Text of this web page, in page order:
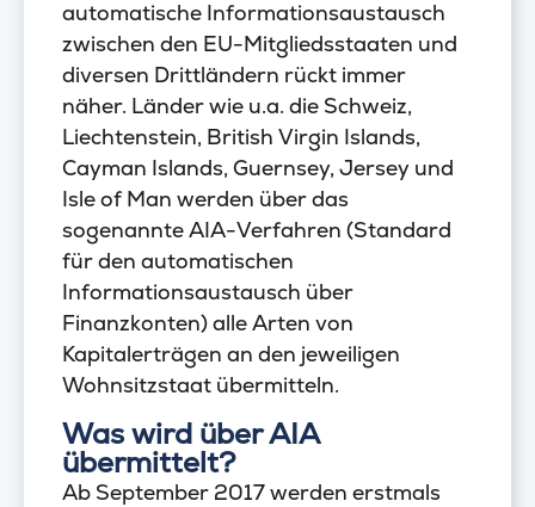
automatische Informationsaustausch
zwischen den EU-Mitgliedsstaaten und
diversen Drittländern rückt immer
näher. Länder wie u.a. die Schweiz,
Liechtenstein, British Virgin Islands,
Cayman Islands, Guernsey, Jersey und
Isle of Man werden über das
sogenannte AIA-Verfahren (Standard
für den automatischen
Informationsaustausch über
Finanzkonten) alle Arten von
Kapitalerträgen an den jeweiligen
Wohnsitzstaat übermitteln.
Was wird über AIA
übermittelt?
Ab September 2017 werden erstmals